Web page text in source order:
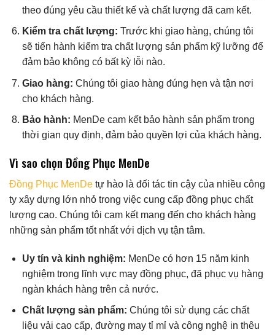
theo đúng yêu cầu thiết kế và chất lượng đã cam kết.
Kiểm tra chất lượng: Trước khi giao hàng, chúng tôi
sẽ tiến hành kiểm tra chất lượng sản phẩm kỹ lưỡng để
đảm bảo không có bất kỳ lỗi nào.
Giao hàng: Chúng tôi giao hàng đúng hẹn và tận nơi
cho khách hàng.
Bảo hành: MenDe cam kết bảo hành sản phẩm trong
thời gian quy định, đảm bảo quyền lợi của khách hàng.
Vì sao chọn Đồng Phục MenDe
Đồng Phục MenDe tự hào là đối tác tin cậy của nhiều công
ty xây dựng lớn nhỏ trong việc cung cấp đồng phục chất
lượng cao. Chúng tôi cam kết mang đến cho khách hàng
những sản phẩm tốt nhất với dịch vụ tận tâm.
Uy tín và kinh nghiệm: MenDe có hơn 15 năm kinh
nghiệm trong lĩnh vực may đồng phục, đã phục vụ hàng
ngàn khách hàng trên cả nước.
Chất lượng sản phẩm: Chúng tôi sử dụng các chất
liệu vải cao cấp, đường may tỉ mỉ và công nghệ in thêu